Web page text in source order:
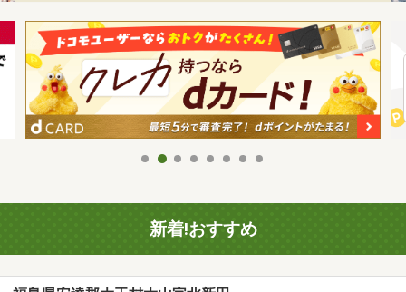
新着!おすすめ